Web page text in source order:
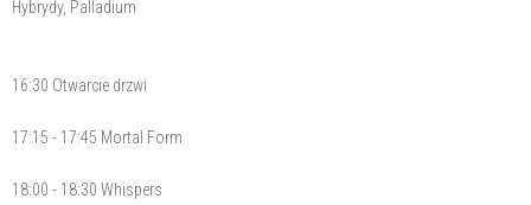
Hybrydy, Palladium
16:30 Otwarcie drzwi
17:15 - 17:45 Mortal Form
18:00 - 18:30 Whispers